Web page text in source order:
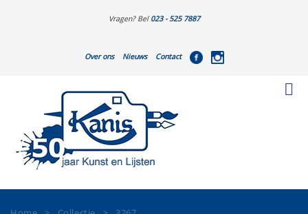
Vragen? Bel 023 - 525 7887
Over ons Nieuws Contact